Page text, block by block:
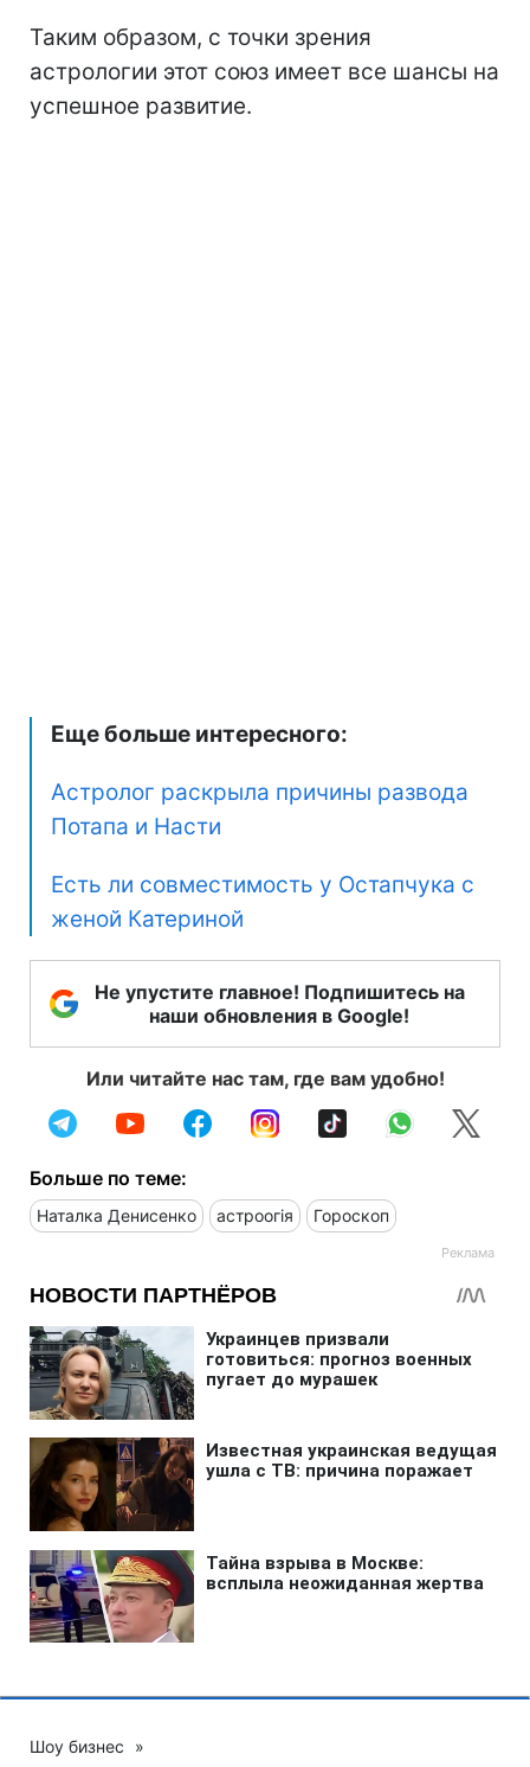
Таким образом, с точки зрения
астрологии этот союз имеет все шансы на
успешное развитие.
Еще больше интересного:
Астролог раскрыла причины развода
Потапа и Насти
Есть ли совместимость у Остапчука с
женой Катериной
Не упустите главное! Подпишитесь на
наши обновления в Google!
Или читайте нас там, где вам удобно!
Больше по теме:
Наталка Денисенко астроогія Гороскоп
Шоу бизнес »